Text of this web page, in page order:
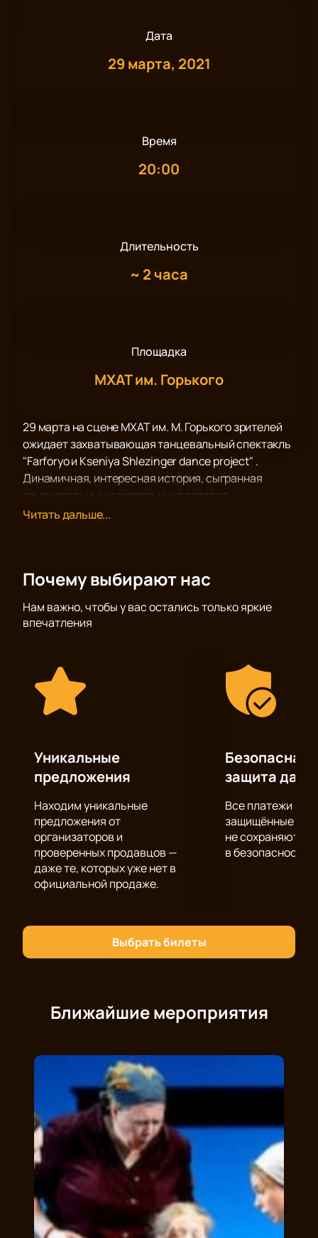
Дата
29 марта, 2021
Время
20:00
Длительность
~ 2 часа
Площадка
МХАТ им. Горького
29 марта на сцене МХАТ им. М. Горького зрителей
ожидает захватывающая танцевальный спектакль
"Farforyo и Kseniya Shlezinger dance project" .
Динамичная, интересная история, сыгранная
замечательными актерами, не оставит
равнодушной никого из присутствующих в зале.
образца самого высокого уровня художественного
Спектакль получился очень тонким, чувственным,
пронзительным. После просмотра он, как
послевкусие и желание насладиться увиденным
вновь.
"Farforyo и Kseniya Shlezinger dance project"
получила восторженные отзывы критиков.
ней и провести приятный интересный вечер в
компании ее героев.
Читать дальше...
Почему выбирают нас
Нам важно, чтобы у вас остались только яркие
впечатления
Уникальные
предложения
Находим уникальные
предложения от
организаторов и
проверенных продавцов —
даже те, которых уже нет в
официальной продаже.
Безопасная
защита
Все платежи
защищённые
не сохраняются
в безопасности.
Выбрать билеты
Ближайшие мероприятия